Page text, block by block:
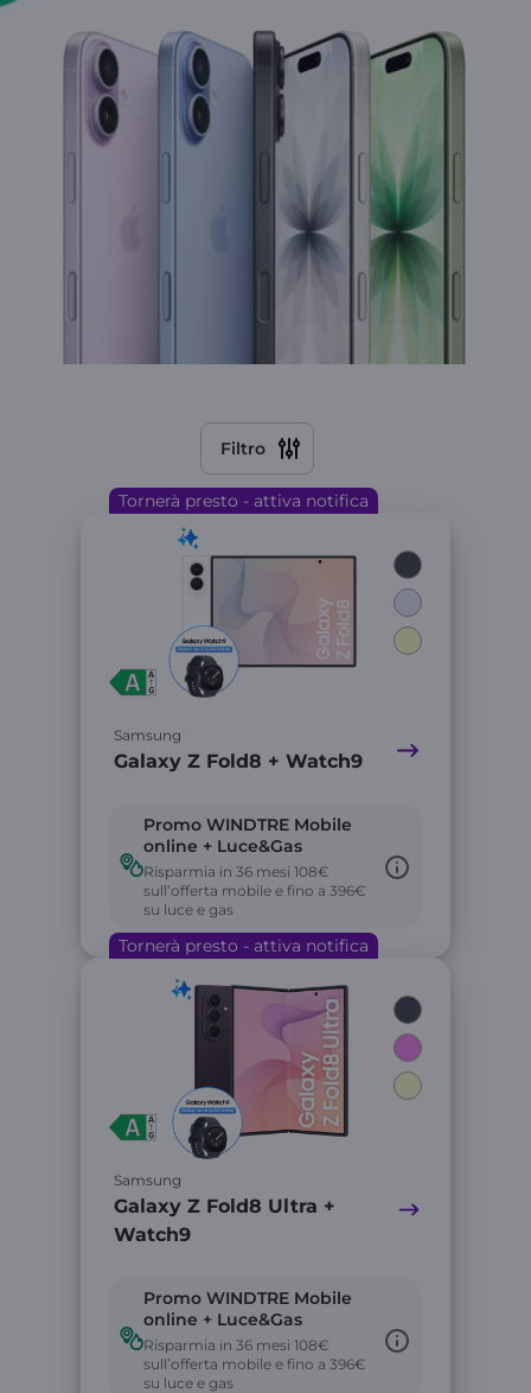
Filtro
Tornerà presto - attiva notifica
Samsung
Galaxy Z Fold8 + Watch9
Promo WINDTRE Mobile
online + Luce&Gas
Risparmia in 36 mesi 108€
sull’offerta mobile e fino a 396€
su luce e gas
Link
Tornerà presto - attiva notifica
Samsung
Galaxy Z Fold8 Ultra +
Watch9
Promo WINDTRE Mobile
online + Luce&Gas
Risparmia in 36 mesi 108€
sull’offerta mobile e fino a 396€
su luce e gas
Link